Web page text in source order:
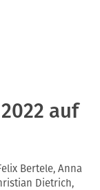
auf
Bertele, Anna
Dietrich,